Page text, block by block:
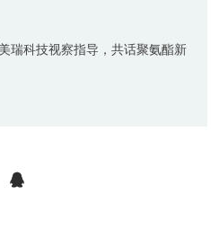
瑞科技视察指导，共话聚氨酯新